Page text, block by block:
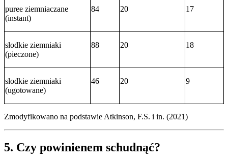
puree ziemniaczane
(instant)
84 20 17
słodkie ziemniaki
(pieczone)
88 20 18
słodkie ziemniaki
(ugotowane)
46 20 9
Zmodyfikowano na podstawie Atkinson, F.S. i in. (2021)
5. Czy powinienem schudnąć?